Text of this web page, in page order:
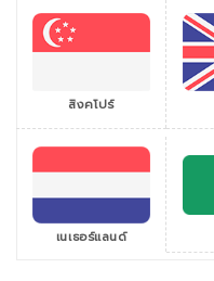
สิงคโปร์
เนเธอร์แลนด์